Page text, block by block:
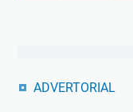
ADVERTORIAL